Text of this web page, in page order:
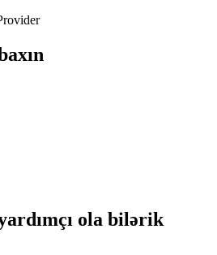
ola bilərik